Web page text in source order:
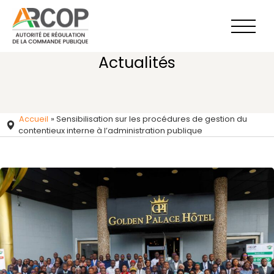
contenu
Actualités
Accueil » Sensibilisation sur les procédures de gestion du
contentieux interne à l’administration publique